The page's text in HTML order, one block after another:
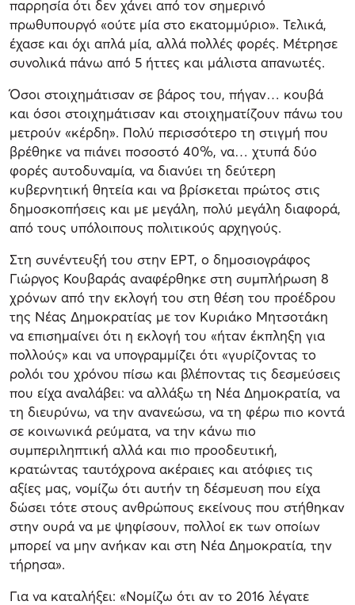
παρρησία ότι δεν χάνει από τον σημερινό
πρωθυπουργό «ούτε μία στο εκατομμύριο». Τελικά,
έχασε και όχι απλά μία, αλλά πολλές φορές. Μέτρησε
συνολικά πάνω από 5 ήττες και μάλιστα απανωτές.
Όσοι στοιχημάτισαν σε βάρος του, πήγαν… κουβά
και όσοι στοιχημάτισαν και στοιχηματίζουν πάνω του
μετρούν «κέρδη». Πολύ περισσότερο τη στιγμή που
βρέθηκε να πιάνει ποσοστό 40%, να… χτυπά δύο
φορές αυτοδυναμία, να διανύει τη δεύτερη
κυβερνητική θητεία και να βρίσκεται πρώτος στις
δημοσκοπήσεις και με μεγάλη, πολύ μεγάλη διαφορά,
από τους υπόλοιπους πολιτικούς αρχηγούς.
Στη συνέντευξή του στην ΕΡΤ, ο δημοσιογράφος
Γιώργος Κουβαράς αναφέρθηκε στη συμπλήρωση 8
χρόνων από την εκλογή του στη θέση του προέδρου
της Νέας Δημοκρατίας με τον Κυριάκο Μητσοτάκη
να επισημαίνει ότι η εκλογή του «ήταν έκπληξη για
πολλούς» και να υπογραμμίζει ότι «γυρίζοντας το
ρολόι του χρόνου πίσω και βλέποντας τις δεσμεύσεις
που είχα αναλάβει: να αλλάξω τη Νέα Δημοκρατία, να
τη διευρύνω, να την ανανεώσω, να τη φέρω πιο κοντά
σε κοινωνικά ρεύματα, να την κάνω πιο
συμπεριληπτική αλλά και πιο προοδευτική,
κρατώντας ταυτόχρονα ακέραιες και ατόφιες τις
αξίες μας, νομίζω ότι αυτήν τη δέσμευση που είχα
δώσει τότε στους ανθρώπους εκείνους που στήθηκαν
στην ουρά να με ψηφίσουν, πολλοί εκ των οποίων
μπορεί να μην ανήκαν και στη Νέα Δημοκρατία, την
τήρησα».
Για να καταλήξει: «Νομίζω ότι αν το 2016 λέγατε